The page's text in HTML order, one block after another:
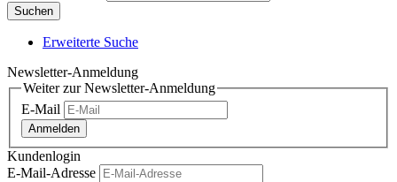
Suchen
Erweiterte Suche
Newsletter-Anmeldung
Weiter zur Newsletter-Anmeldung
E-Mail
Anmelden
Kundenlogin
E-Mail-Adresse